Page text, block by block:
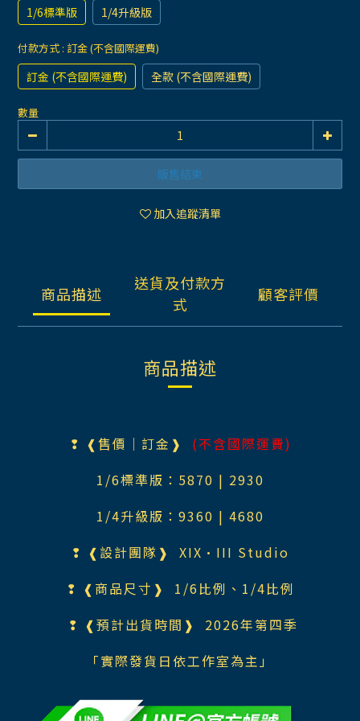
1/6標準版 1/4升級版
付款方式 : 訂金 (不含國際運費)
訂金 (不含國際運費) 全款 (不含國際運費)
數量
販售結束
加入追蹤清單
商品描述
送貨及付款方
式
顧客評價
商品描述
❢ ❰售價｜訂金❱
(不含國際運費)
1/6標準版：5870 | 2930
1/4升級版：9360 | 4680
❢ ❰設計團隊❱ XIX·III Studio
❢ ❰商品尺寸❱ 1/6比例、1/4比例
❢ ❰預計出貨時間❱ 2026年第四季
「實際發貨日依工作室為主」